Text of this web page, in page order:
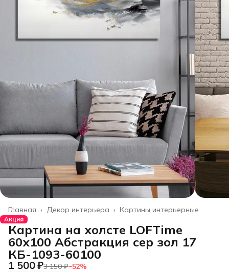
Картины интерьерные
Декор интерьера ›
Главная ›
Акция
Картина на холсте LOFTime
60х100 Абстракция сер зол 17
КБ-1093-60100
1 500 ₽3 150 ₽−52%